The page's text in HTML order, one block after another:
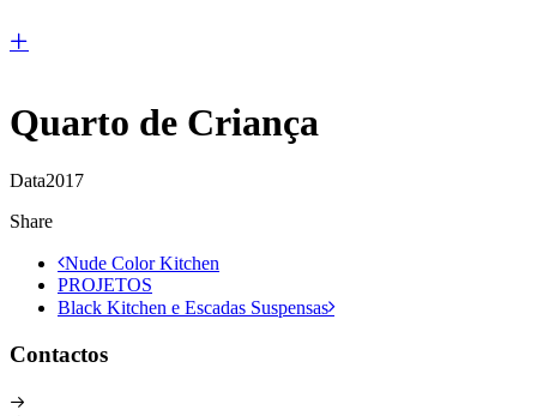
Quarto de Criança
Data2017
Share
Nude Color Kitchen
PROJETOS
Black Kitchen e Escadas Suspensas
Contactos